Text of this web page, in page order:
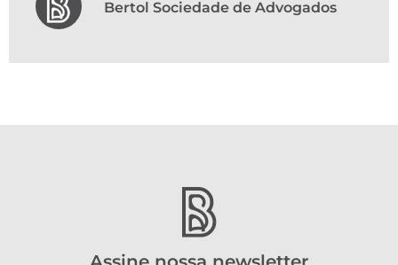
Bertol Sociedade de Advogados